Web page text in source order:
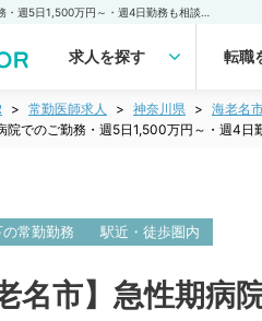
求人を探す 転職
常勤医師求人 神奈川県
海老名
院でのご勤務・週5日1,500万円～・週4
常勤勤務 駅近・徒歩圏内
名市】急性期